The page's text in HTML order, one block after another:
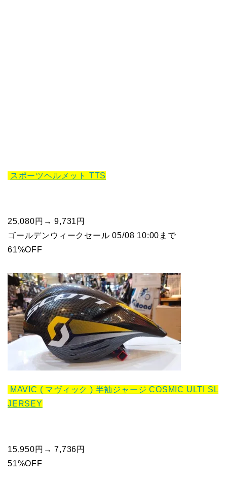
スポーツヘルメット TTS
25,080円→ 9,731円
ゴールデンウィークセール 05/08 10:00まで
61%OFF
MAVIC ( マヴィック ) 半袖ジャージ COSMIC ULTI SL
JERSEY
15,950円→ 7,736円
51%OFF